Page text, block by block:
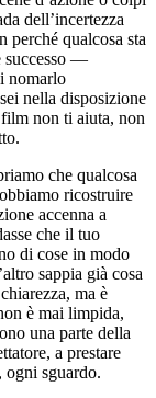
dell’incertezza
perché qualcosa sta
successo —
nomarlo
nella disposizione
non ti aiuta, non
che qualcosa
ricostruire
accenna a
che il tuo
di cose in modo
sappia già cosa
ma è
è mai limpida,
una parte della
a prestare
ogni sguardo.